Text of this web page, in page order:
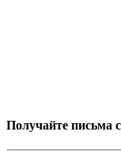
Получайте письма